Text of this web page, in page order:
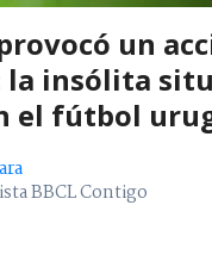
un
insólita
el fútbol
BBCL Contigo